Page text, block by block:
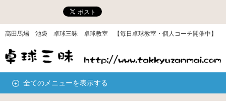
高田馬場 池袋 卓球三昧 卓球教室 【毎日卓球教室・個人コーチ開催中】
全てのメニューを表示する